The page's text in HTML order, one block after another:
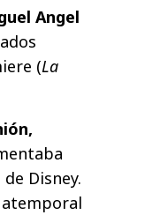
Angel
(La
Disney.
atemporal